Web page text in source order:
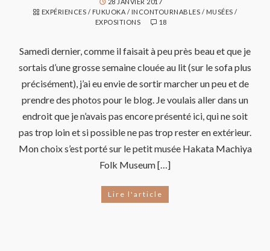
EXPÉRIENCES / FUKUOKA / INCONTOURNABLES / MUSÉES /
EXPOSITIONS
18
Samedi dernier, comme il faisait à peu près beau et que je
sortais d’une grosse semaine clouée au lit (sur le sofa plus
précisément), j’ai eu envie de sortir marcher un peu et de
prendre des photos pour le blog. Je voulais aller dans un
endroit que je n’avais pas encore présenté ici, qui ne soit
pas trop loin et si possible ne pas trop rester en extérieur.
Mon choix s’est porté sur le petit musée Hakata Machiya
Folk Museum […]
Lire l'article